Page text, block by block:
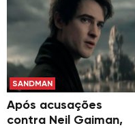
SANDMAN
Após acusações
contra Neil Gaiman,